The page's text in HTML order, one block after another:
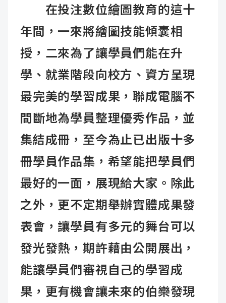
在投注數位繪圖教育的這十
年間，一來將繪圖技能傾囊相
授，二來為了讓學員們能在升
學、就業階段向校方、資方呈現
最完美的學習成果，聯成電腦不
間斷地為學員整理優秀作品，並
集結成冊，至今為止已出版十多
冊學員作品集，希望能把學員們
最好的一面，展現給大家。除此
之外，更不定期舉辦實體成果發
表會，讓學員有多元的舞台可以
發光發熱，期許藉由公開展出，
能讓學員們審視自己的學習成
果，更有機會讓未來的伯樂發現